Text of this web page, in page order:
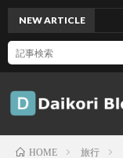
NEW ARTICLE
HOME 旅行